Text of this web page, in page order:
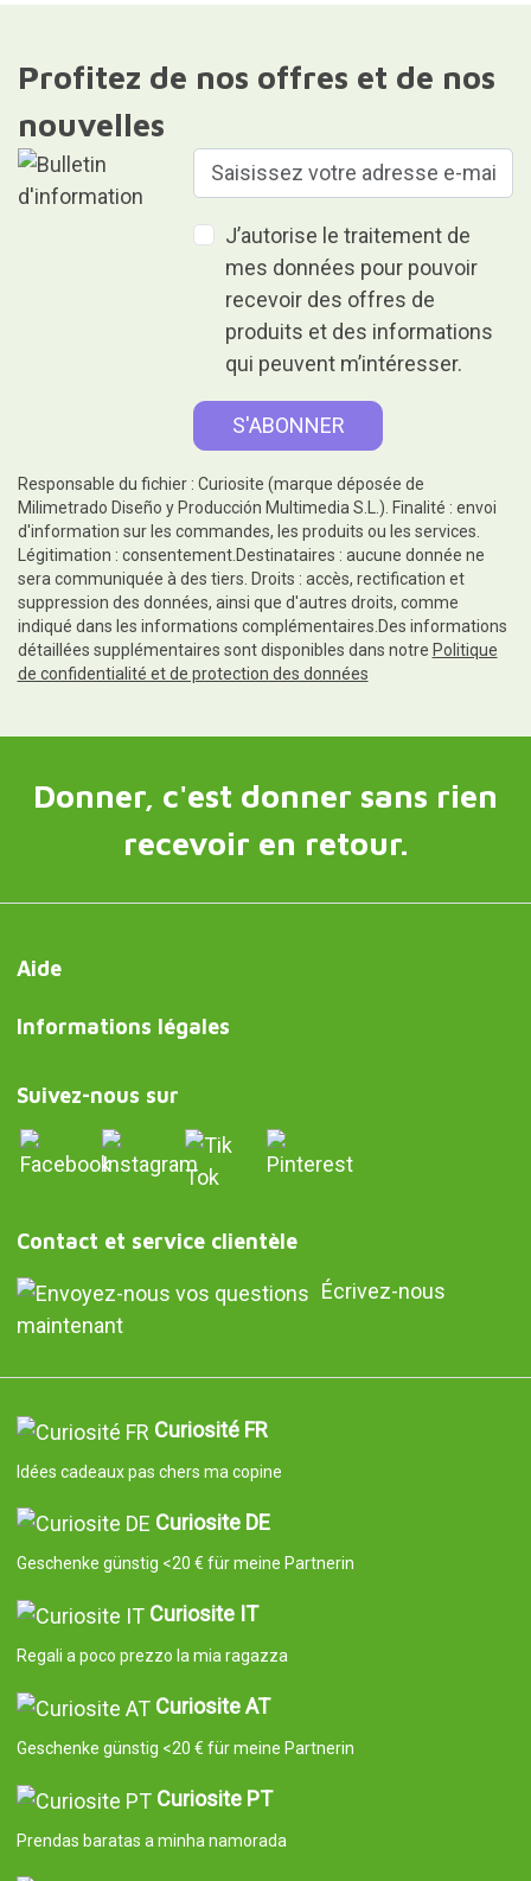
Profitez de nos offres et de nos
nouvelles
J’autorise le traitement de
mes données pour pouvoir
recevoir des offres de
produits et des informations
qui peuvent m’intéresser.
Responsable du fichier : Curiosite (marque déposée de
Milimetrado Diseño y Producción Multimedia S.L.). Finalité : envoi
d'information sur les commandes, les produits ou les services.
Légitimation : consentement.Destinataires : aucune donnée ne
sera communiquée à des tiers. Droits : accès, rectification et
suppression des données, ainsi que d'autres droits, comme
indiqué dans les informations complémentaires.Des informations
détaillées supplémentaires sont disponibles dans notre Politique
de confidentialité et de protection des données
Donner, c'est donner sans rien
recevoir en retour.
Aide
Informations légales
Suivez-nous sur
Contact et service clientèle
Écrivez-nous
maintenant
Curiosité FR
Idées cadeaux pas chers ma copine
Curiosite DE
Geschenke günstig <20 € für meine Partnerin
Curiosite IT
Regali a poco prezzo la mia ragazza
Curiosite AT
Geschenke günstig <20 € für meine Partnerin
Curiosite PT
Prendas baratas a minha namorada